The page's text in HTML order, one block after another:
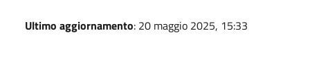
Ultimo aggiornamento: 20 maggio 2025, 15:33